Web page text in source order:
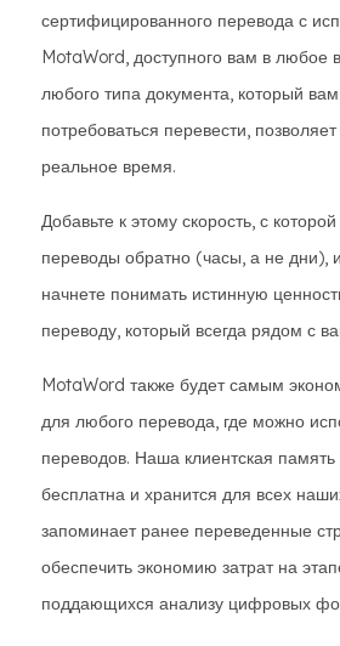
сертифицированного перевода с
MotaWord, доступного вам в любое
любого типа документа, который
потребоваться перевести,
реальное время.
Добавьте к этому скорость, с
переводы обратно (часы, а не дни),
начнете понимать истинную
переводу, который всегда рядом с
MotaWord также будет самым
для любого перевода, где можно
переводов. Наша клиентская
бесплатна и хранится для всех
запоминает ранее переведенные
обеспечить экономию затрат на
поддающихся анализу цифровых